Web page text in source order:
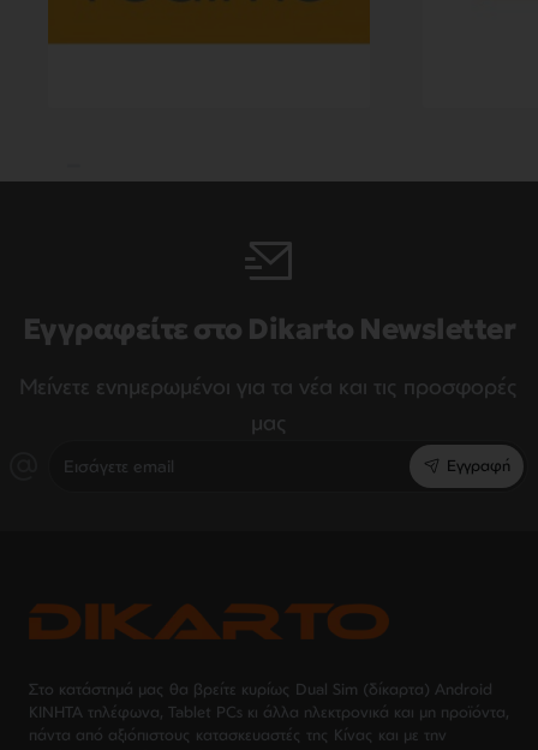
Εγγραφείτε στο Dikarto Newsletter
Μείνετε ενημερωμένοι για τα νέα και τις προσφορές
μας
email
Εγγραφή
Στο κατάστημά μας θα βρείτε κυρίως Dual Sim (δίκαρτα) Android
ΚΙΝΗΤΑ τηλέφωνα, Tablet PCs κι άλλα ηλεκτρονικά και μη προϊόντα,
πάντα από αξιόπιστους κατασκευαστές της Κίνας και με την